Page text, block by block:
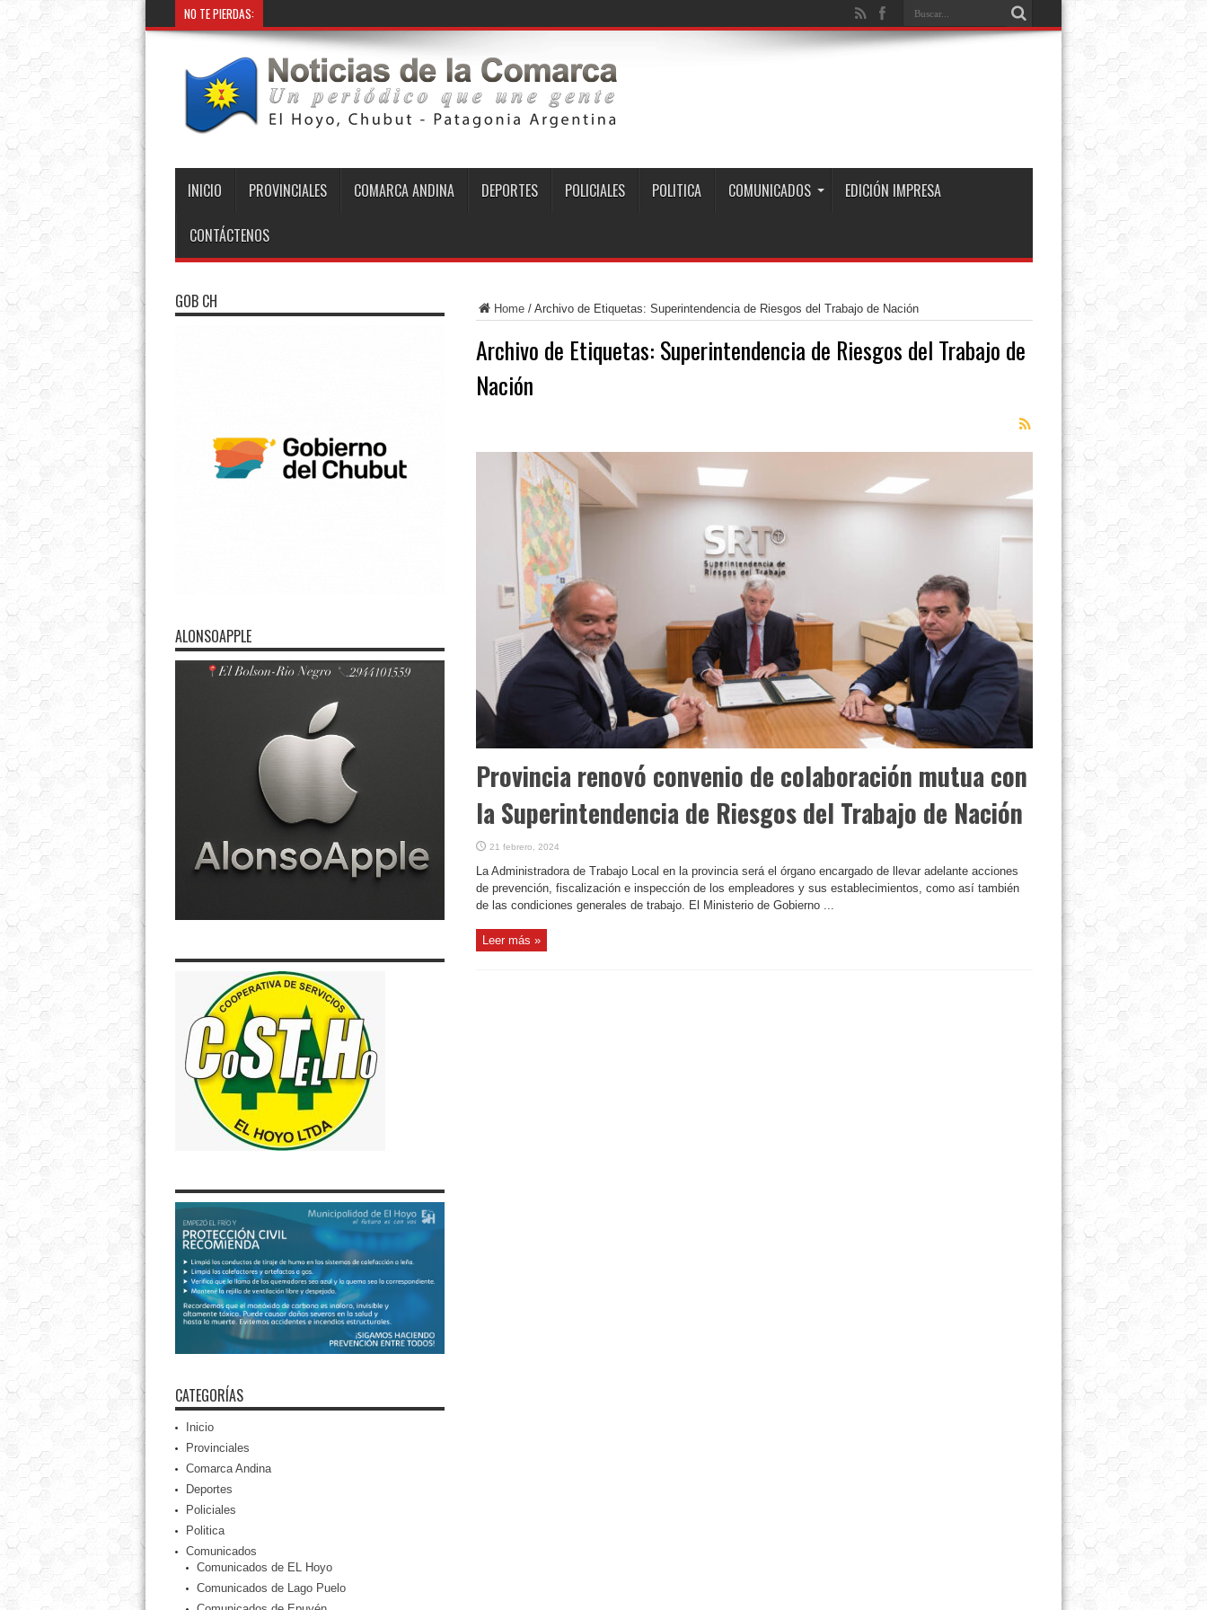
NO TE PIERDAS:
INICIO PROVINCIALES COMARCA ANDINA DEPORTES POLICIALES POLITICA COMUNICADOS EDICIÓN IMPRESA
CONTÁCTENOS
Home/ Archivo de Etiquetas: Superintendencia de Riesgos del Trabajo de Nación
Archivo de Etiquetas: Superintendencia de Riesgos del Trabajo de
Nación
Provincia renovó convenio de colaboración mutua con
la Superintendencia de Riesgos del Trabajo de Nación
21 febrero, 2024
La Administradora de Trabajo Local en la provincia será el órgano encargado de llevar adelante acciones
de prevención, fiscalización e inspección de los empleadores y sus establecimientos, como así también
de las condiciones generales de trabajo. El Ministerio de Gobierno ...
Leer más »
GOB CH
ALONSOAPPLE
CATEGORÍAS
Inicio
Provinciales
Comarca Andina
Deportes
Policiales
Politica
Comunicados
Comunicados de EL Hoyo
Comunicados de Lago Puelo